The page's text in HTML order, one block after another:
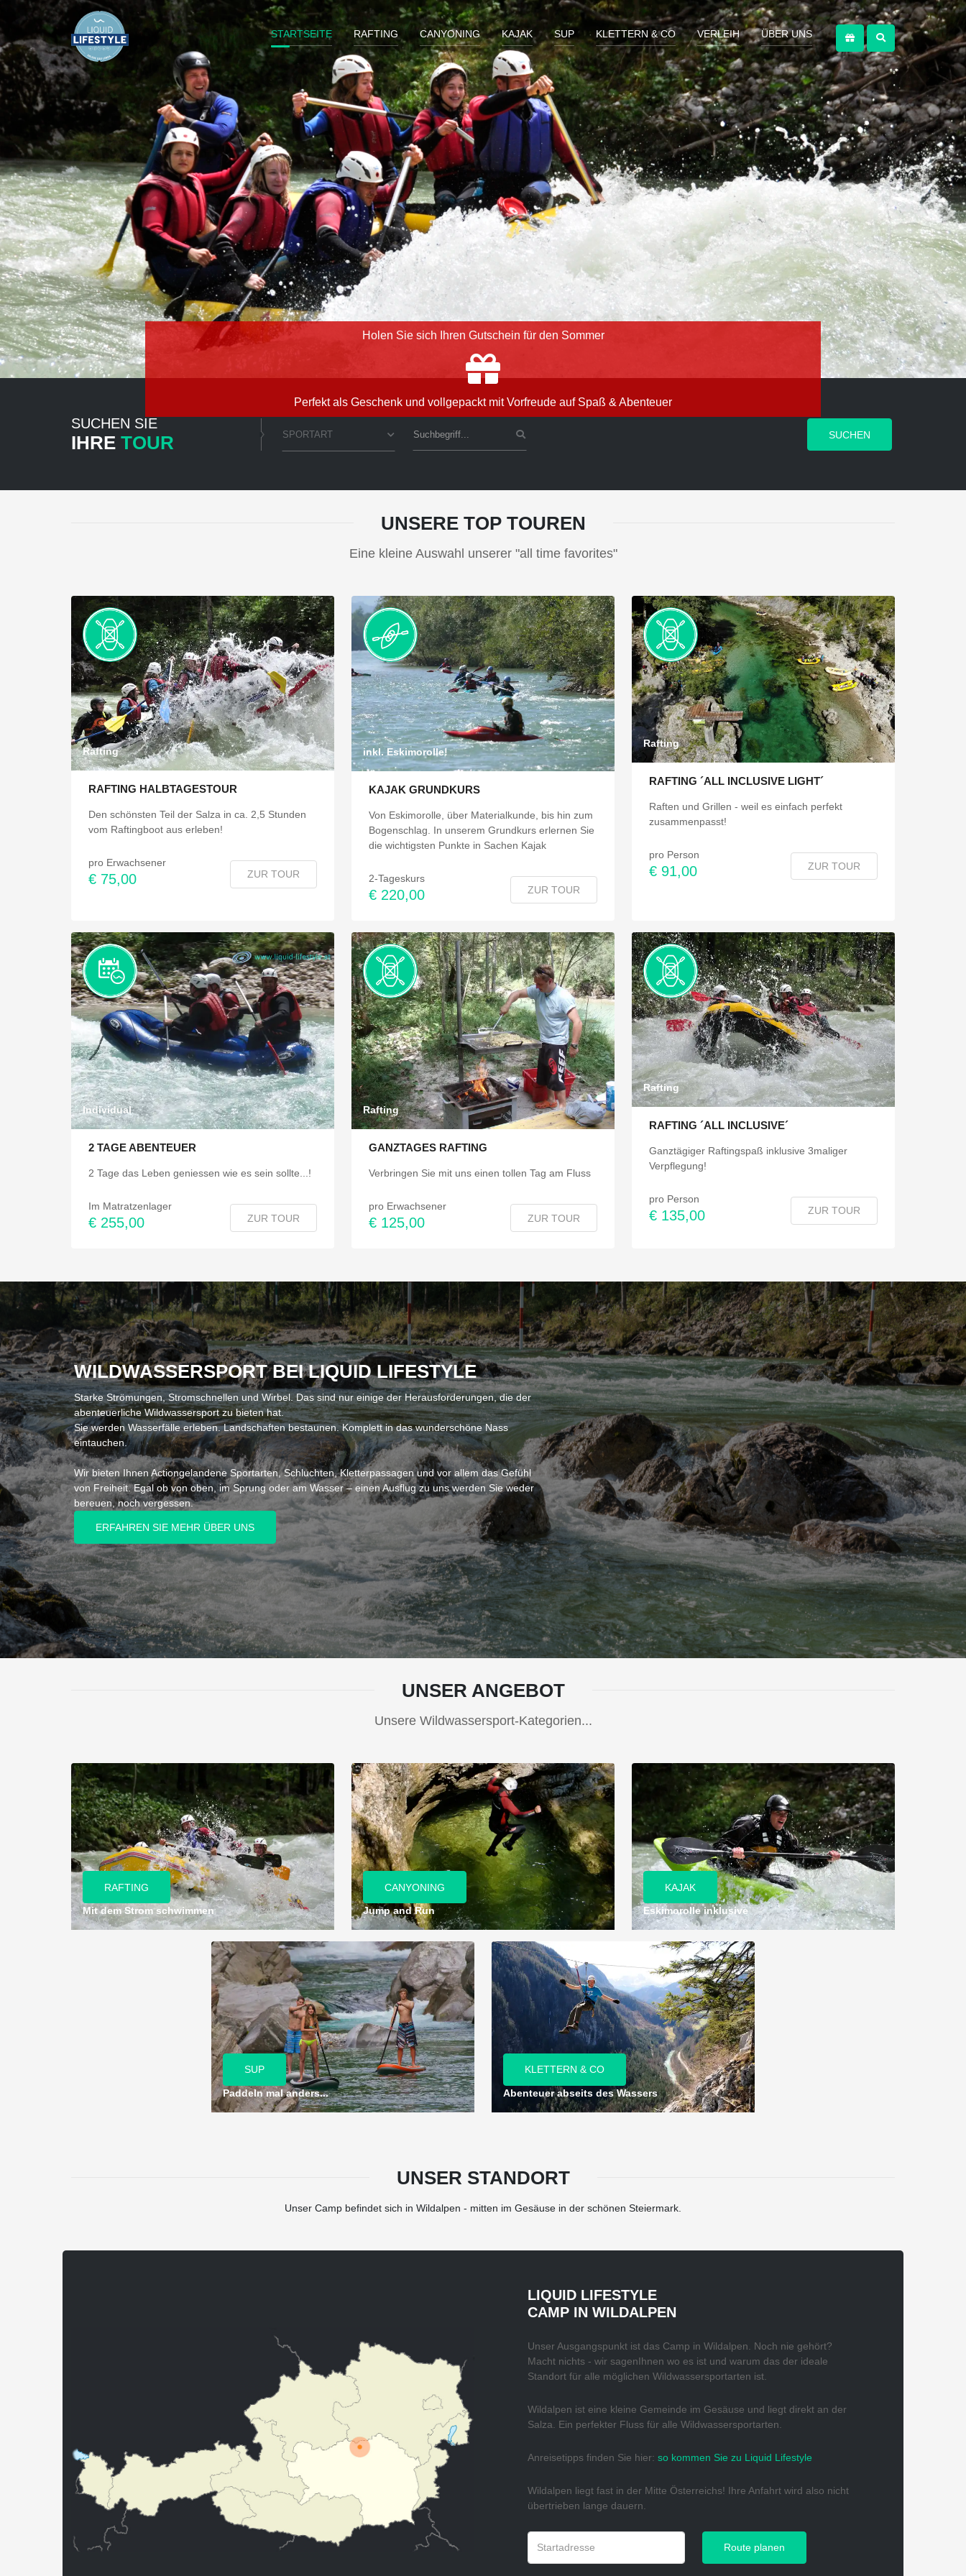
STARTSEITE RAFTING CANYONING KAJAK SUP KLETTERN & CO VERLEIH ÜBER UNS
Holen Sie sich Ihren Gutschein für den Sommer
Perfekt als Geschenk und vollgepackt mit Vorfreude auf Spaß & Abenteuer
SUCHEN SIE
IHRE TOUR SPORTART SUCHEN
UNSERE TOP TOUREN
Eine kleine Auswahl unserer "all time favorites"
Rafting
RAFTING HALBTAGESTOUR
Den schönsten Teil der Salza in ca. 2,5 Stunden
vom Raftingboot aus erleben!
pro Erwachsener
€ 75,00 ZUR TOUR
inkl. Eskimorolle!
KAJAK GRUNDKURS
Von Eskimorolle, über Materialkunde, bis hin zum
Bogenschlag. In unserem Grundkurs erlernen Sie
die wichtigsten Punkte in Sachen Kajak
2-Tageskurs
€ 220,00 ZUR TOUR
Rafting
RAFTING ´ALL INCLUSIVE LIGHT´
Raften und Grillen - weil es einfach perfekt
zusammenpasst!
pro Person
€ 91,00 ZUR TOUR
Individual
2 TAGE ABENTEUER
2 Tage das Leben geniessen wie es sein sollte...!
Im Matratzenlager
€ 255,00 ZUR TOUR
Rafting
GANZTAGES RAFTING
Verbringen Sie mit uns einen tollen Tag am Fluss
pro Erwachsener
€ 125,00 ZUR TOUR
Rafting
RAFTING ´ALL INCLUSIVE´
Ganztägiger Raftingspaß inklusive 3maliger
Verpflegung!
pro Person
€ 135,00 ZUR TOUR
WILDWASSERSPORT BEI LIQUID LIFESTYLE
Starke Strömungen, Stromschnellen und Wirbel. Das sind nur einige der Herausforderungen, die der
abenteuerliche Wildwassersport zu bieten hat.
Sie werden Wasserfälle erleben. Landschaften bestaunen. Komplett in das wunderschöne Nass
eintauchen.
Wir bieten Ihnen Actiongelandene Sportarten, Schluchten, Kletterpassagen und vor allem das Gefühl
von Freiheit. Egal ob von oben, im Sprung oder am Wasser – einen Ausflug zu uns werden Sie weder
bereuen, noch vergessen.
ERFAHREN SIE MEHR ÜBER UNS
UNSER ANGEBOT
Unsere Wildwassersport-Kategorien...
RAFTING
Mit dem Strom schwimmen
CANYONING
Jump and Run
KAJAK
Eskimorolle inklusive
SUP
Paddeln mal anders...
KLETTERN & CO
Abenteuer abseits des Wassers
UNSER STANDORT
Unser Camp befindet sich in Wildalpen - mitten im Gesäuse in der schönen Steiermark.
LIQUID LIFESTYLE
CAMP IN WILDALPEN
Unser Ausgangspunkt ist das Camp in Wildalpen. Noch nie gehört?
Macht nichts - wir sagenIhnen wo es ist und warum das der ideale
Standort für alle möglichen Wildwassersportarten ist.
Wildalpen ist eine kleine Gemeinde im Gesäuse und liegt direkt an der
Salza. Ein perfekter Fluss für alle Wildwassersportarten.
Anreisetipps finden Sie hier: so kommen Sie zu Liquid Lifestyle
Wildalpen liegt fast in der Mitte Österreichs! Ihre Anfahrt wird also nicht
übertrieben lange dauern.
Route planen